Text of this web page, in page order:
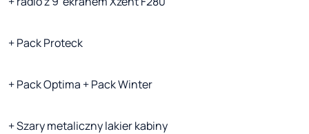
+ Pack Proteck
+ Pack Optima + Pack Winter
+ Szary metaliczny lakier kabiny